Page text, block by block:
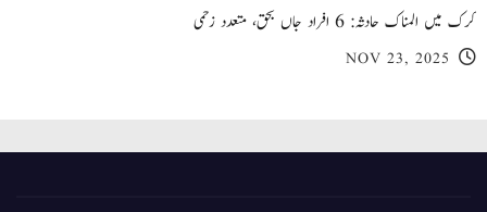
کرک میں المناک حادثہ: 6 افراد جاں بحق، متعدد زخمی
NOV 23, 2025